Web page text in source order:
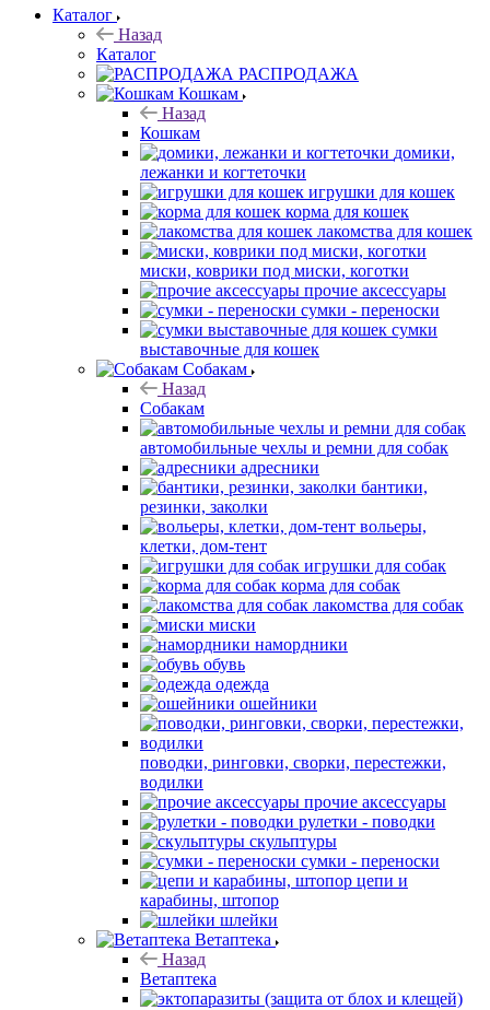
Каталог
Назад
Каталог
РАСПРОДАЖА
Кошкам
Назад
Кошкам
домики,
лежанки и когтеточки
игрушки для кошек
корма для кошек
лакомства для кошек
миски, коврики под миски, коготки
прочие аксессуары
сумки - переноски
сумки
выставочные для кошек
Собакам
Назад
Собакам
автомобильные чехлы и ремни для собак
адресники
бантики,
резинки, заколки
вольеры,
клетки, дом-тент
игрушки для собак
корма для собак
лакомства для собак
миски
намордники
обувь
одежда
ошейники
поводки, ринговки, сворки, перестежки,
водилки
прочие аксессуары
рулетки - поводки
скульптуры
сумки - переноски
цепи и
карабины, штопор
шлейки
Ветаптека
Назад
Ветаптека